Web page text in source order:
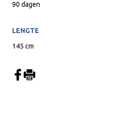
90 dagen
LENGTE
145 cm